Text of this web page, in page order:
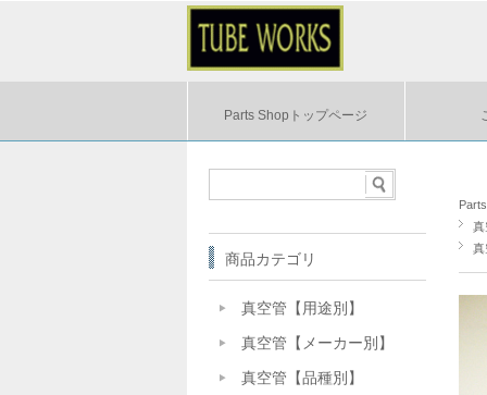
Parts Shopトップページ
真
真
商品カテゴリ
真空管【用途別】
真空管【メーカー別】
真空管【品種別】